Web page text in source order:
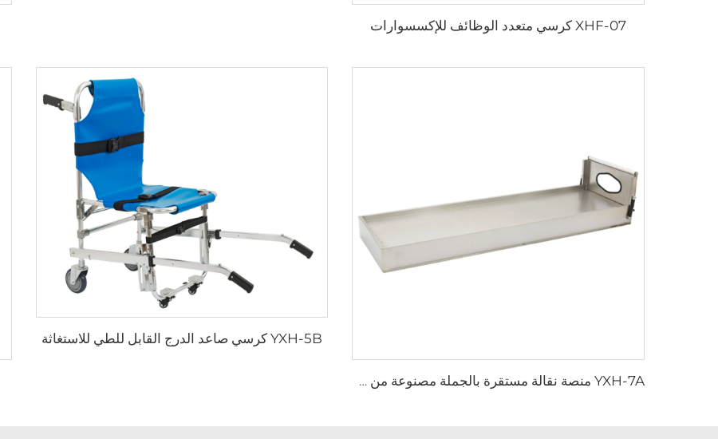
XHF-07 كرسي متعدد الوظائف للإكسسوارات
YXH-7A منصة نقالة مستقرة بالجملة مصنوعة من سبيكة الألمنيوم
YXH-5B كرسي صاعد الدرج القابل للطي للاستغاثة